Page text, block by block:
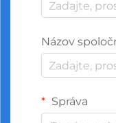
Názov
Správa